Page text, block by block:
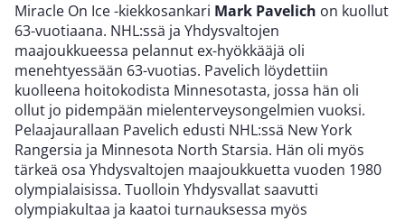
Miracle On Ice -kiekkosankari Mark Pavelich on kuollut
63-vuotiaana. NHL:ssä ja Yhdysvaltojen
maajoukkueessa pelannut ex-hyökkääjä oli
menehtyessään 63-vuotias. Pavelich löydettiin
kuolleena hoitokodista Minnesotasta, jossa hän oli
ollut jo pidempään mielenterveysongelmien vuoksi.
Pelaajaurallaan Pavelich edusti NHL:ssä New York
Rangersia ja Minnesota North Starsia. Hän oli myös
tärkeä osa Yhdysvaltojen maajoukkuetta vuoden 1980
olympialaisissa. Tuolloin Yhdysvallat saavutti
olympiakultaa ja kaatoi turnauksessa myös